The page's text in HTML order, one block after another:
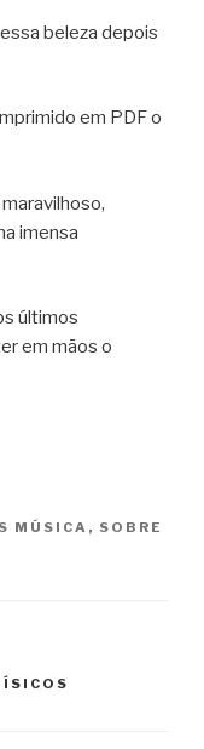
beleza depois
em PDF o
imensa
últimos
em mãos o
MÚSICA , SOBRE